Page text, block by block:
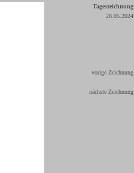
Tageszeichnung
28.05.2024
vorige Zeichnung
nächste Zeichnung